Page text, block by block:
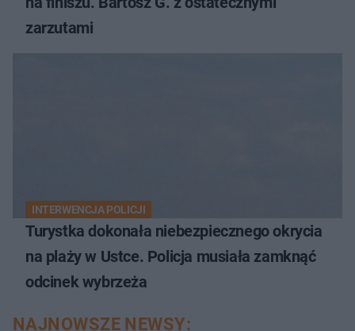
zarzutami
INTERWENCJA POLICJI
Turystka dokonała niebezpiecznego okrycia
na plaży w Ustce. Policja musiała zamknąć
odcinek wybrzeża
NAJNOWSZE NEWSY: